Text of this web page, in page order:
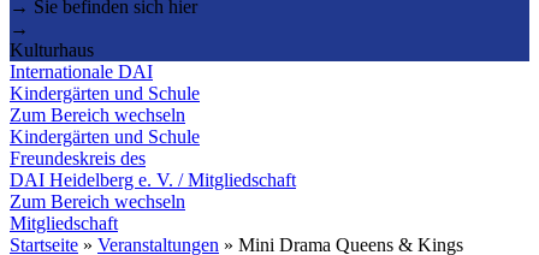
→ Sie befinden sich hier
→
Kulturhaus
Internationale DAI
Kindergärten und Schule
Zum Bereich wechseln
Kindergärten und Schule
Freundeskreis des
DAI Heidelberg e. V. / Mitgliedschaft
Zum Bereich wechseln
Mitgliedschaft
Startseite » Veranstaltungen » Mini Drama Queens & Kings